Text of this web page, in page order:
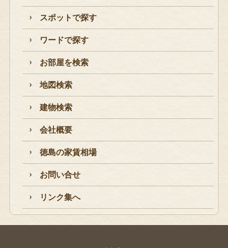
スポットで探す
ワードで探す
お部屋を検索
地図検索
建物検索
会社概要
徳島の家賃相場
お問い合せ
リンク集へ